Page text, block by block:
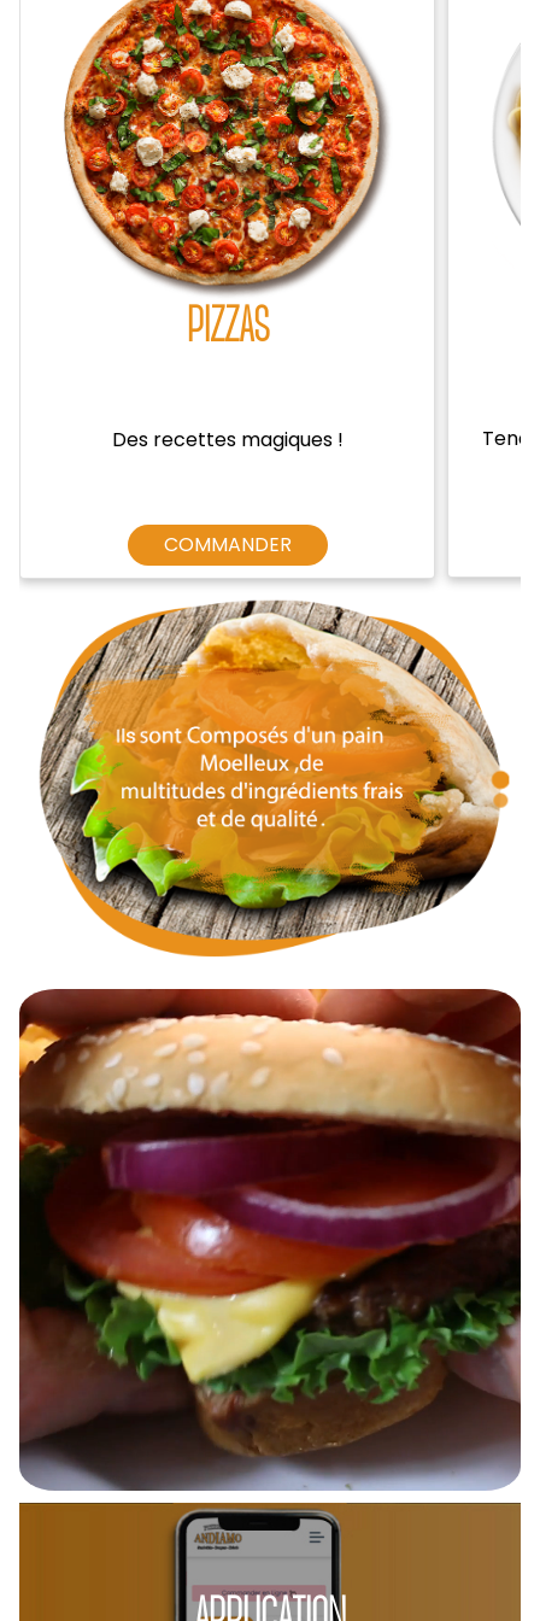
Zones de Livraison
PIZZAS
Des recettes magiques !
COMMANDER